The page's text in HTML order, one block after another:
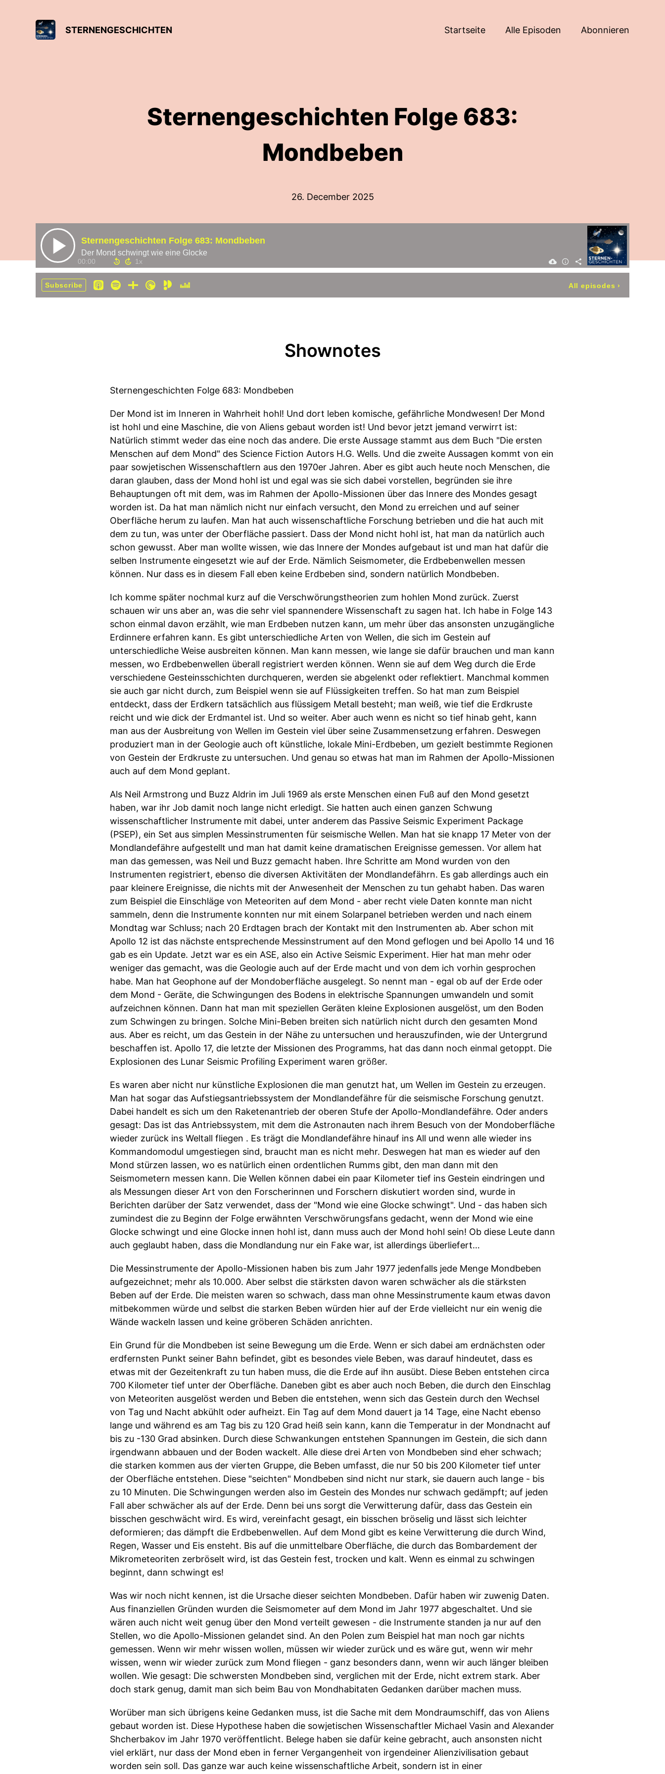
STERNENGESCHICHTEN Startseite Alle Episoden Abonnieren
Sternengeschichten Folge 683:
Mondbeben
26. December 2025
Sternengeschichten Folge 683: Mondbeben
Der Mond schwingt wie eine Glocke
00:00
Subscribe All episodes ›
Shownotes
Sternengeschichten Folge 683: Mondbeben
Der Mond ist im Inneren in Wahrheit hohl! Und dort leben komische, gefährliche Mondwesen! Der Mond
ist hohl und eine Maschine, die von Aliens gebaut worden ist! Und bevor jetzt jemand verwirrt ist:
Natürlich stimmt weder das eine noch das andere. Die erste Aussage stammt aus dem Buch "Die ersten
Menschen auf dem Mond" des Science Fiction Autors H.G. Wells. Und die zweite Aussagen kommt von ein
paar sowjetischen Wissenschaftlern aus den 1970er Jahren. Aber es gibt auch heute noch Menschen, die
daran glauben, dass der Mond hohl ist und egal was sie sich dabei vorstellen, begründen sie ihre
Behauptungen oft mit dem, was im Rahmen der Apollo-Missionen über das Innere des Mondes gesagt
worden ist. Da hat man nämlich nicht nur einfach versucht, den Mond zu erreichen und auf seiner
Oberfläche herum zu laufen. Man hat auch wissenschaftliche Forschung betrieben und die hat auch mit
dem zu tun, was unter der Oberfläche passiert. Dass der Mond nicht hohl ist, hat man da natürlich auch
schon gewusst. Aber man wollte wissen, wie das Innere der Mondes aufgebaut ist und man hat dafür die
selben Instrumente eingesetzt wie auf der Erde. Nämlich Seismometer, die Erdbebenwellen messen
können. Nur dass es in diesem Fall eben keine Erdbeben sind, sondern natürlich Mondbeben.
Ich komme später nochmal kurz auf die Verschwörungstheorien zum hohlen Mond zurück. Zuerst
schauen wir uns aber an, was die sehr viel spannendere Wissenschaft zu sagen hat. Ich habe in Folge 143
schon einmal davon erzählt, wie man Erdbeben nutzen kann, um mehr über das ansonsten unzugängliche
Erdinnere erfahren kann. Es gibt unterschiedliche Arten von Wellen, die sich im Gestein auf
unterschiedliche Weise ausbreiten können. Man kann messen, wie lange sie dafür brauchen und man kann
messen, wo Erdbebenwellen überall registriert werden können. Wenn sie auf dem Weg durch die Erde
verschiedene Gesteinsschichten durchqueren, werden sie abgelenkt oder reflektiert. Manchmal kommen
sie auch gar nicht durch, zum Beispiel wenn sie auf Flüssigkeiten treffen. So hat man zum Beispiel
entdeckt, dass der Erdkern tatsächlich aus flüssigem Metall besteht; man weiß, wie tief die Erdkruste
reicht und wie dick der Erdmantel ist. Und so weiter. Aber auch wenn es nicht so tief hinab geht, kann
man aus der Ausbreitung von Wellen im Gestein viel über seine Zusammensetzung erfahren. Deswegen
produziert man in der Geologie auch oft künstliche, lokale Mini-Erdbeben, um gezielt bestimmte Regionen
von Gestein der Erdkruste zu untersuchen. Und genau so etwas hat man im Rahmen der Apollo-Missionen
auch auf dem Mond geplant.
Als Neil Armstrong und Buzz Aldrin im Juli 1969 als erste Menschen einen Fuß auf den Mond gesetzt
haben, war ihr Job damit noch lange nicht erledigt. Sie hatten auch einen ganzen Schwung
wissenschaftlicher Instrumente mit dabei, unter anderem das Passive Seismic Experiment Package
(PSEP), ein Set aus simplen Messinstrumenten für seismische Wellen. Man hat sie knapp 17 Meter von der
Mondlandefähre aufgestellt und man hat damit keine dramatischen Ereignisse gemessen. Vor allem hat
man das gemessen, was Neil und Buzz gemacht haben. Ihre Schritte am Mond wurden von den
Instrumenten registriert, ebenso die diversen Aktivitäten der Mondlandefährn. Es gab allerdings auch ein
paar kleinere Ereignisse, die nichts mit der Anwesenheit der Menschen zu tun gehabt haben. Das waren
zum Beispiel die Einschläge von Meteoriten auf dem Mond - aber recht viele Daten konnte man nicht
sammeln, denn die Instrumente konnten nur mit einem Solarpanel betrieben werden und nach einem
Mondtag war Schluss; nach 20 Erdtagen brach der Kontakt mit den Instrumenten ab. Aber schon mit
Apollo 12 ist das nächste entsprechende Messinstrument auf den Mond geflogen und bei Apollo 14 und 16
gab es ein Update. Jetzt war es ein ASE, also ein Active Seismic Experiment. Hier hat man mehr oder
weniger das gemacht, was die Geologie auch auf der Erde macht und von dem ich vorhin gesprochen
habe. Man hat Geophone auf der Mondoberfläche ausgelegt. So nennt man - egal ob auf der Erde oder
dem Mond - Geräte, die Schwingungen des Bodens in elektrische Spannungen umwandeln und somit
aufzeichnen können. Dann hat man mit speziellen Geräten kleine Explosionen ausgelöst, um den Boden
zum Schwingen zu bringen. Solche Mini-Beben breiten sich natürlich nicht durch den gesamten Mond
aus. Aber es reicht, um das Gestein in der Nähe zu untersuchen und herauszufinden, wie der Untergrund
beschaffen ist. Apollo 17, die letzte der Missionen des Programms, hat das dann noch einmal getoppt. Die
Explosionen des Lunar Seismic Profiling Experiment waren größer.
Es waren aber nicht nur künstliche Explosionen die man genutzt hat, um Wellen im Gestein zu erzeugen.
Man hat sogar das Aufstiegsantriebssystem der Mondlandefähre für die seismische Forschung genutzt.
Dabei handelt es sich um den Raketenantrieb der oberen Stufe der Apollo-Mondlandefähre. Oder anders
gesagt: Das ist das Antriebssystem, mit dem die Astronauten nach ihrem Besuch von der Mondoberfläche
wieder zurück ins Weltall fliegen . Es trägt die Mondlandefähre hinauf ins All und wenn alle wieder ins
Kommandomodul umgestiegen sind, braucht man es nicht mehr. Deswegen hat man es wieder auf den
Mond stürzen lassen, wo es natürlich einen ordentlichen Rumms gibt, den man dann mit den
Seismometern messen kann. Die Wellen können dabei ein paar Kilometer tief ins Gestein eindringen und
als Messungen dieser Art von den Forscherinnen und Forschern diskutiert worden sind, wurde in
Berichten darüber der Satz verwendet, dass der "Mond wie eine Glocke schwingt". Und - das haben sich
zumindest die zu Beginn der Folge erwähnten Verschwörungsfans gedacht, wenn der Mond wie eine
Glocke schwingt und eine Glocke innen hohl ist, dann muss auch der Mond hohl sein! Ob diese Leute dann
auch geglaubt haben, dass die Mondlandung nur ein Fake war, ist allerdings überliefert…
Die Messinstrumente der Apollo-Missionen haben bis zum Jahr 1977 jedenfalls jede Menge Mondbeben
aufgezeichnet; mehr als 10.000. Aber selbst die stärksten davon waren schwächer als die stärksten
Beben auf der Erde. Die meisten waren so schwach, dass man ohne Messinstrumente kaum etwas davon
mitbekommen würde und selbst die starken Beben würden hier auf der Erde vielleicht nur ein wenig die
Wände wackeln lassen und keine gröberen Schäden anrichten.
Ein Grund für die Mondbeben ist seine Bewegung um die Erde. Wenn er sich dabei am erdnächsten oder
erdfernsten Punkt seiner Bahn befindet, gibt es besondes viele Beben, was darauf hindeutet, dass es
etwas mit der Gezeitenkraft zu tun haben muss, die die Erde auf ihn ausübt. Diese Beben entstehen circa
700 Kilometer tief unter der Oberfläche. Daneben gibt es aber auch noch Beben, die durch den Einschlag
von Meteoriten ausgelöst werden und Beben die entstehen, wenn sich das Gestein durch den Wechsel
von Tag und Nacht abkühlt oder aufheizt. Ein Tag auf dem Mond dauert ja 14 Tage, eine Nacht ebenso
lange und während es am Tag bis zu 120 Grad heiß sein kann, kann die Temperatur in der Mondnacht auf
bis zu -130 Grad absinken. Durch diese Schwankungen entstehen Spannungen im Gestein, die sich dann
irgendwann abbauen und der Boden wackelt. Alle diese drei Arten von Mondbeben sind eher schwach;
die starken kommen aus der vierten Gruppe, die Beben umfasst, die nur 50 bis 200 Kilometer tief unter
der Oberfläche entstehen. Diese "seichten" Mondbeben sind nicht nur stark, sie dauern auch lange - bis
zu 10 Minuten. Die Schwingungen werden also im Gestein des Mondes nur schwach gedämpft; auf jeden
Fall aber schwächer als auf der Erde. Denn bei uns sorgt die Verwitterung dafür, dass das Gestein ein
bisschen geschwächt wird. Es wird, vereinfacht gesagt, ein bisschen bröselig und lässt sich leichter
deformieren; das dämpft die Erdbebenwellen. Auf dem Mond gibt es keine Verwitterung die durch Wind,
Regen, Wasser und Eis ensteht. Bis auf die unmittelbare Oberfläche, die durch das Bombardement der
Mikrometeoriten zerbröselt wird, ist das Gestein fest, trocken und kalt. Wenn es einmal zu schwingen
beginnt, dann schwingt es!
Was wir noch nicht kennen, ist die Ursache dieser seichten Mondbeben. Dafür haben wir zuwenig Daten.
Aus finanziellen Gründen wurden die Seismometer auf dem Mond im Jahr 1977 abgeschaltet. Und sie
wären auch nicht weit genug über den Mond verteilt gewesen - die Instrumente standen ja nur auf den
Stellen, wo die Apollo-Missionen gelandet sind. An den Polen zum Beispiel hat man noch gar nichts
gemessen. Wenn wir mehr wissen wollen, müssen wir wieder zurück und es wäre gut, wenn wir mehr
wissen, wenn wir wieder zurück zum Mond fliegen - ganz besonders dann, wenn wir auch länger bleiben
wollen. Wie gesagt: Die schwersten Mondbeben sind, verglichen mit der Erde, nicht extrem stark. Aber
doch stark genug, damit man sich beim Bau von Mondhabitaten Gedanken darüber machen muss.
Worüber man sich übrigens keine Gedanken muss, ist die Sache mit dem Mondraumschiff, das von Aliens
gebaut worden ist. Diese Hypothese haben die sowjetischen Wissenschaftler Michael Vasin and Alexander
Shcherbakov im Jahr 1970 veröffentlicht. Belege haben sie dafür keine gebracht, auch ansonsten nicht
viel erklärt, nur dass der Mond eben in ferner Vergangenheit von irgendeiner Alienzivilisation gebaut
worden sein soll. Das ganze war auch keine wissenschaftliche Arbeit, sondern ist in einer